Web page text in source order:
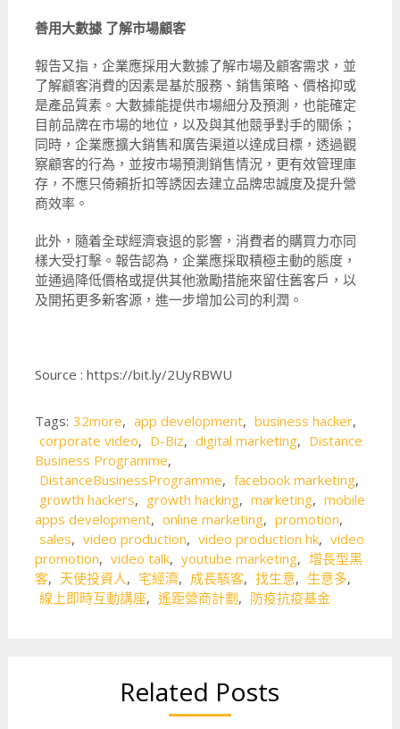
善用大數據 了解市場顧客
報告又指，企業應採用大數據了解市場及顧客需求，並
了解顧客消費的因素是基於服務、銷售策略、價格抑或
是產品質素。大數據能提供市場細分及預測，也能確定
目前品牌在市場的地位，以及與其他競爭對手的關係；
同時，企業應擴大銷售和廣告渠道以達成目標，透過觀
察顧客的行為，並按市場預測銷售情況，更有效管理庫
存，不應只倚賴折扣等誘因去建立品牌忠誠度及提升營
商效率。
此外，隨着全球經濟衰退的影響，消費者的購買力亦同
樣大受打擊。報告認為，企業應採取積極主動的態度，
並通過降低價格或提供其他激勵措施來留住舊客戶，以
及開拓更多新客源，進一步增加公司的利潤。
Source : https://bit.ly/2UyRBWU
Tags: 32more, app development, business hacker,
corporate video, D-Biz, digital marketing, Distance
Business Programme,
DistanceBusinessProgramme, facebook marketing,
growth hackers, growth hacking, marketing, mobile
apps development, online marketing, promotion,
sales, video production, video production hk, video
promotion, video talk, youtube marketing, 增長型黑
客, 天使投資人, 宅經濟, 成長駭客, 找生意, 生意多,
線上即時互動講座, 遙距營商計劃, 防疫抗疫基金
Related Posts